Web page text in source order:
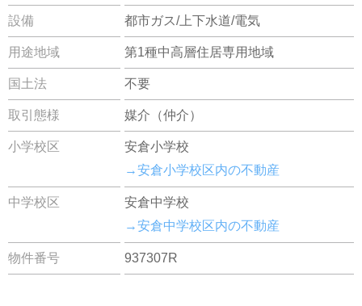
設備 都市ガス/上下水道/電気
用途地域 第1種中高層住居専用地域
国土法 不要
取引態様 媒介（仲介）
小学校区
安倉小学校
→安倉小学校区内の不動産
中学校区
安倉中学校
→安倉中学校区内の不動産
物件番号 937307R